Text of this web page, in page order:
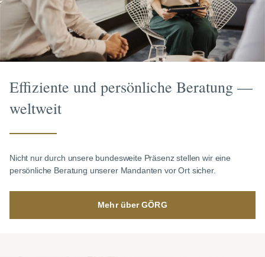
Effiziente und persönliche Beratung —
weltweit
Nicht nur durch unsere bundesweite Präsenz stellen wir eine
persönliche Beratung unserer Mandanten vor Ort sicher.
Mehr über GÖRG